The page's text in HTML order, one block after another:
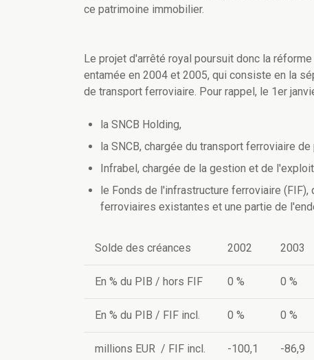
ce patrimoine immobilier.
Le projet d'arrêté royal poursuit donc la
entamée en 2004 et 2005, qui consiste en la
de transport ferroviaire. Pour rappel, le 1er
la SNCB Holding,
la SNCB, chargée du transport ferroviaire
Infrabel, chargée de la gestion et de
le Fonds de l'infrastructure ferroviaire
ferroviaires existantes et une partie de
Solde des créances 2002 2003
En % du PIB / hors FIF 0 % 0 %
En % du PIB / FIF incl. 0 % 0 %
millions EUR / FIF incl. -100,1 -86,9